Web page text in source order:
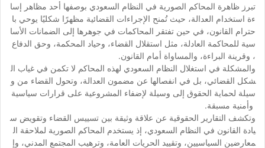
تبرز ظاهرة المحاكم الصورية في النظام السعودي بوصفها أحد مظاهر إسا
ءة استخدام العدالة، حيث تُمنح الإجراءات القضائية مظهرًا شكليًا يوحي با
حترام القانون، في حين تفتقر المحاكمات في جوهرها إلى الضمانات الأسا
سية للمحاكمة العادلة، مثل استقلال القضاء، وحياد المحكمة، وحق الدفاع
، وقرينة البراءة، والمساواة أمام القانون.
والمشكلة في استغلال النظام السعودي لهذه المحاكم لا تكمن في غياب ال
شكل القضائي، بل في انفصالها عن مضمون العدالة، وتحول القضاء من و
سيلة لحماية الحقوق إلى وسيلة لإضفاء المشروعية على قرارات سياسية
وأمنية مسبقة.
وتكشف التقارير الحقوقية عن علاقة وثيقة بين تسييس القضاء وتقويض س
يادة القانون في النظام السعودي، إذ يستخدم المحاكم الصورية لملاحقة ال
معارضين السياسيين، وتقييد الحريات العامة، وترهيب المجتمع المدني، وإ